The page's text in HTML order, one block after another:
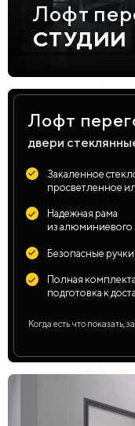
Лофт
СТУДИИ
Лофт
двери
Закаленное
просветленное
Надежная рама
из алюминиевого
Безопасные ручки
Полная
подготовка к
Когда есть что показать,